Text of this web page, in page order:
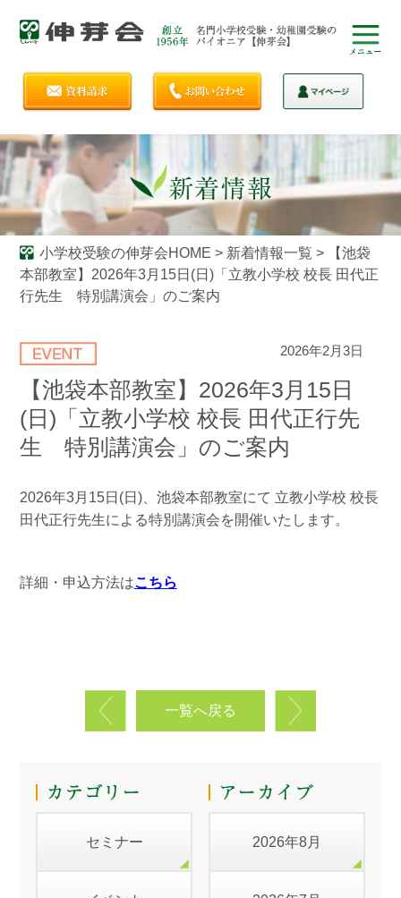
小学校受験の伸芽会HOME > 新着情報一覧 >
【池袋
本部教室】2026年3月15日(日)「立教小学校 校長 田代正
行先生 特別講演会」のご案内
2026年2月3日
【池袋本部教室】2026年3月15日
(日)「立教小学校 校長 田代正行先
生 特別講演会」のご案内
2026年3月15日(日)、池袋本部教室にて 立教小学校 校長
田代正行先生による特別講演会を開催いたします。
詳細・申込方法はこちら
一覧へ戻る
セミナー 2026年8月